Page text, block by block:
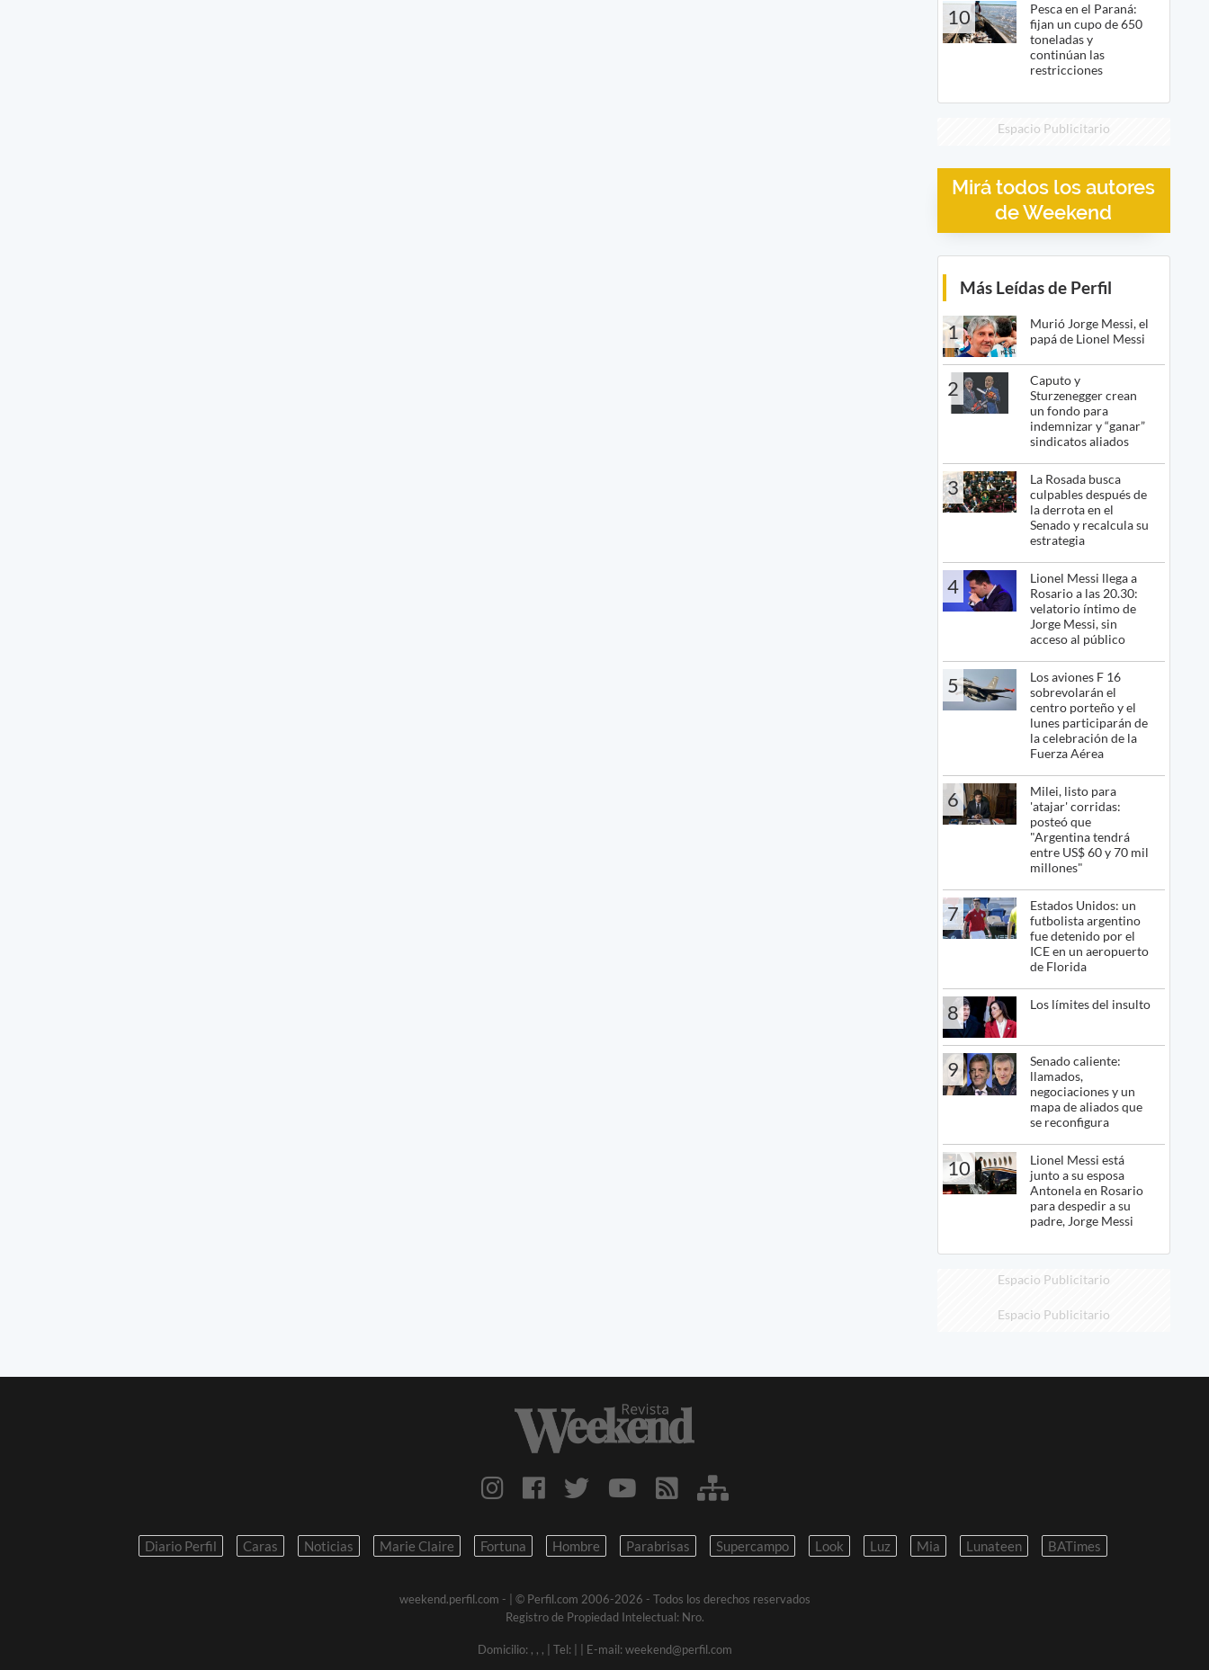
10
Pesca en el Paraná:
fijan un cupo de 650
toneladas y
continúan las
restricciones
Espacio Publicitario
Mirá todos los autores
de Weekend
Más Leídas de Perfil
1
Murió Jorge Messi, el
papá de Lionel Messi
2
Caputo y
Sturzenegger crean
un fondo para
indemnizar y “ganar”
sindicatos aliados
3
La Rosada busca
culpables después de
la derrota en el
Senado y recalcula su
estrategia
4
Lionel Messi llega a
Rosario a las 20.30:
velatorio íntimo de
Jorge Messi, sin
acceso al público
5
Los aviones F 16
sobrevolarán el
centro porteño y el
lunes participarán de
la celebración de la
Fuerza Aérea
6
Milei, listo para
'atajar' corridas:
posteó que
"Argentina tendrá
entre US$ 60 y 70 mil
millones"
7
Estados Unidos: un
futbolista argentino
fue detenido por el
ICE en un aeropuerto
de Florida
8 Los límites del insulto
9
Senado caliente:
llamados,
negociaciones y un
mapa de aliados que
se reconfigura
10
Lionel Messi está
junto a su esposa
Antonela en Rosario
para despedir a su
padre, Jorge Messi
Espacio Publicitario
Espacio Publicitario
Diario Perfil Caras Noticias Marie Claire Fortuna Hombre Parabrisas Supercampo Look Luz Mia Lunateen BATimes
weekend.perfil.com -
| © Perfil.com 2006-2026 - Todos los derechos reservados
Registro de Propiedad Intelectual: Nro.
Domicilio: , , , | Tel: | E-mail: weekend@perfil.com